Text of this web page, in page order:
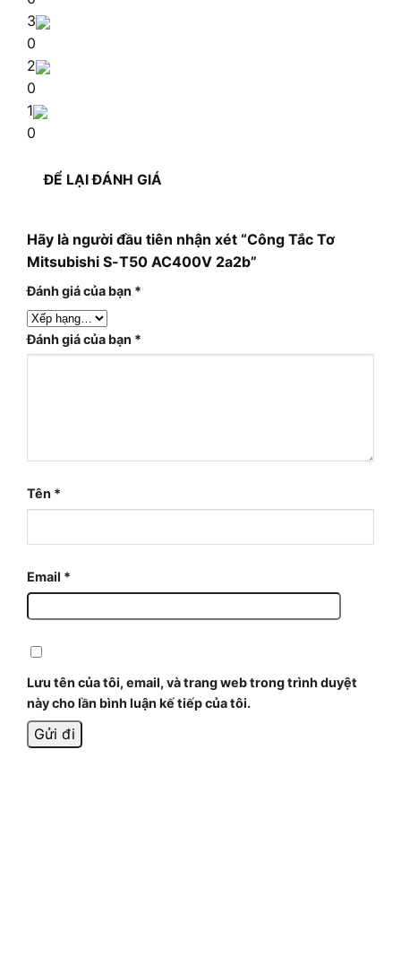
3
0
2
0
1
0
ĐỂ LẠI ĐÁNH GIÁ
Hãy là người đầu tiên nhận xét “Công Tắc Tơ
Mitsubishi S-T50 AC400V 2a2b”
Đánh giá của bạn *
Đánh giá của bạn *
Tên *
Email *
Lưu tên của tôi, email, và trang web trong trình duyệt
này cho lần bình luận kế tiếp của tôi.